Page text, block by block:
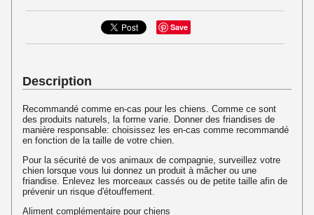
Save
Description
Recommandé comme en-cas pour les chiens. Comme ce sont
des produits naturels, la forme varie. Donner des friandises de
manière responsable: choisissez les en-cas comme recommandé
en fonction de la taille de votre chien.
Pour la sécurité de vos animaux de compagnie, surveillez votre
chien lorsque vous lui donnez un produit à mâcher ou une
friandise. Enlevez les morceaux cassés ou de petite taille afin de
prévenir un risque d'étouffement.
Aliment complémentaire pour chiens